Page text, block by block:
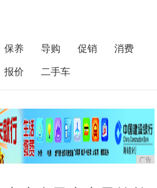
保养 导购 促销
消费
报价 二手车
广告